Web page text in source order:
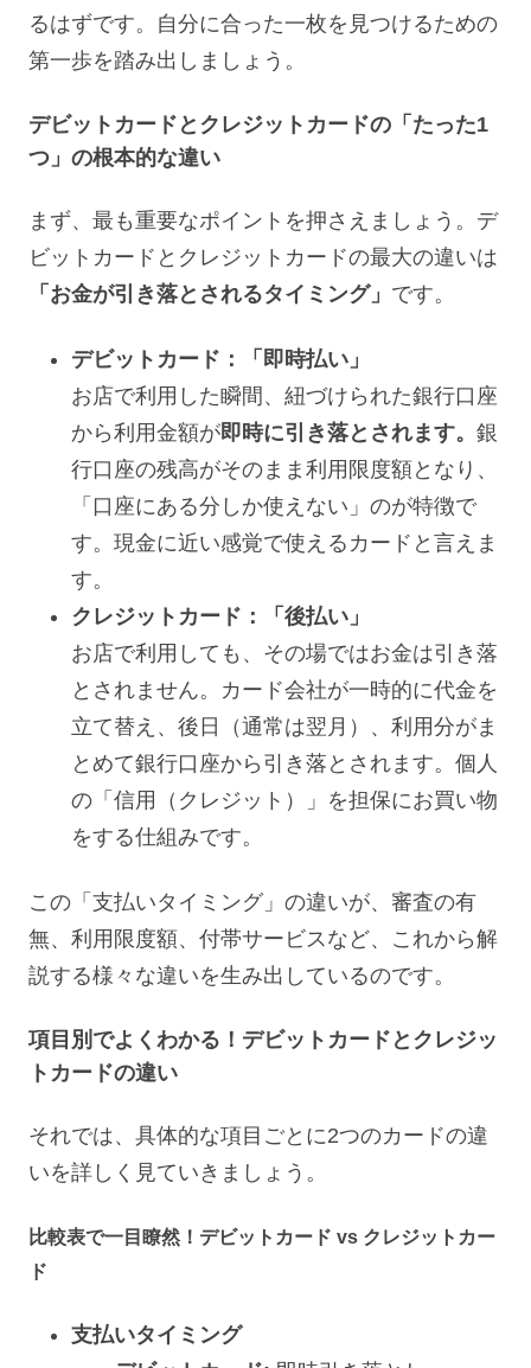
るはずです。自分に合った一枚を見つけるための
第一歩を踏み出しましょう。
デビットカードとクレジットカードの「たった1
つ」の根本的な違い
まず、最も重要なポイントを押さえましょう。デ
ビットカードとクレジットカードの最大の違いは
「お金が引き落とされるタイミング」 です。
デビットカード：「即時払い」
お店で利用した瞬間、紐づけられた銀行口座
から利用金額が即時に引き落とされます。 銀
行口座の残高がそのまま利用限度額となり、
「口座にある分しか使えない」のが特徴で
す。現金に近い感覚で使えるカードと言えま
す。
クレジットカード：「後払い」
お店で利用しても、その場ではお金は引き落
とされません。カード会社が一時的に代金を
立て替え、後日（通常は翌月）、利用分がま
とめて銀行口座から引き落とされます。個人
の「信用（クレジット）」を担保にお買い物
をする仕組みです。
この「支払いタイミング」の違いが、審査の有
無、利用限度額、付帯サービスなど、これから解
説する様々な違いを生み出しているのです。
項目別でよくわかる！デビットカードとクレジッ
トカードの違い
それでは、具体的な項目ごとに2つのカードの違
いを詳しく見ていきましょう。
比較表で一目瞭然！デビットカード vs クレジットカー
ド
支払いタイミング